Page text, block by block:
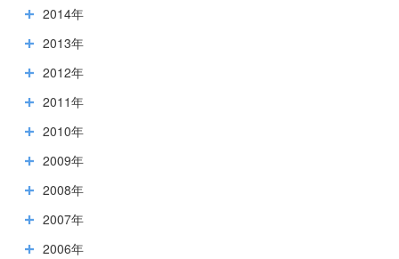
2014年
2013年
2012年
2011年
2010年
2009年
2008年
2007年
2006年